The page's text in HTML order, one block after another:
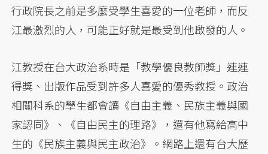
行政院長之前是多麼受學生喜愛的一位老師，而反
江最激烈的人，可能正好就是最受到他啟發的人。
江教授在台大政治系時是「教學優良教師獎」連連
得獎、出版作品受到許多人喜愛的優秀教授。政治
相關科系的學生都會讀《自由主義、民族主義與國
家認同》、《自由民主的理路》，還有他寫給高中
生的《民族主義與民主政治》。網路上還有台大歷